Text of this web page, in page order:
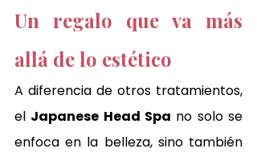
Un regalo que va más
allá de lo estético
A diferencia de otros tratamientos,
el Japanese Head Spa no solo se
enfoca en la belleza, sino también